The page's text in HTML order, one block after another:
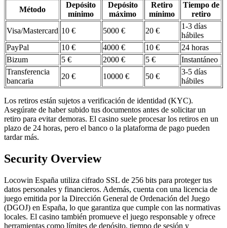
Método
Depósito
mínimo
Depósito
máximo
Retiro
mínimo
Tiempo de
retiro
Visa/Mastercard 10 € 5000 € 20 €
1-3 días
hábiles
PayPal
10 € 4000 € 10 €
24 horas
Bizum
5 € 2000 € 5 €
Instantáneo
Transferencia
bancaria
20 € 10000 € 50 €
3-5 días
hábiles
Los retiros están sujetos a verificación de identidad (KYC).
Asegúrate de haber subido tus documentos antes de solicitar un
retiro para evitar demoras. El casino suele procesar los retiros en un
plazo de 24 horas, pero el banco o la plataforma de pago pueden
tardar más.
Security Overview
Locowin España utiliza cifrado SSL de 256 bits para proteger tus
datos personales y financieros. Además, cuenta con una licencia de
juego emitida por la Dirección General de Ordenación del Juego
(DGOJ) en España, lo que garantiza que cumple con las normativas
locales. El casino también promueve el juego responsable y ofrece
herramientas como límites de depósito, tiempo de sesión y